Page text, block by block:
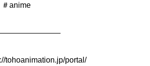
anime
tohoanimation.jp/portal/